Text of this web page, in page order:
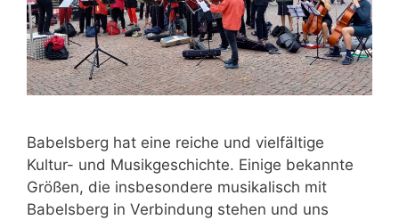
Babelsberg hat eine reiche und vielfältige
Kultur- und Musikgeschichte. Einige bekannte
Größen, die insbesondere musikalisch mit
Babelsberg in Verbindung stehen und uns